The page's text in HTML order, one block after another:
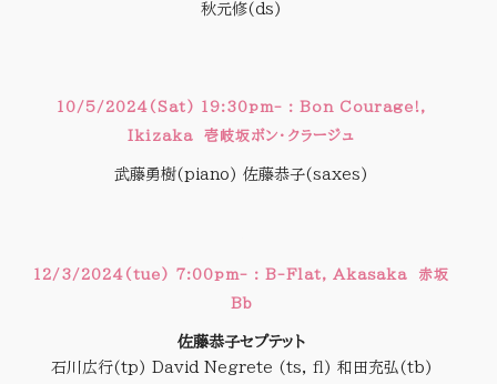
秋元修(ds)
10/5/2024(Sat) 19:30pm- : Bon Courage!,
Ikizaka 壱岐坂ボン・クラージュ
武藤勇樹(piano) 佐藤恭子(saxes)
12/3/2024(tue) 7:00pm- : B-Flat, Akasaka 赤坂
Bb
佐藤恭子セプテット
石川広行(tp) David Negrete (ts, fl) 和田充弘(tb)